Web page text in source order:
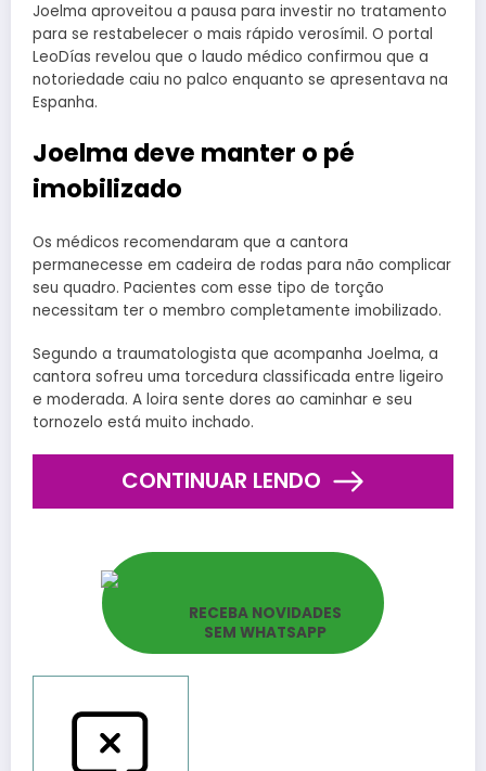
Joelma aproveitou a pausa para investir no tratamento
para se restabelecer o mais rápido verosímil. O portal
LeoDías revelou que o laudo médico confirmou que a
notoriedade caiu no palco enquanto se apresentava na
Espanha.
Joelma deve manter o pé
imobilizado
Os médicos recomendaram que a cantora
permanecesse em cadeira de rodas para não complicar
seu quadro. Pacientes com esse tipo de torção
necessitam ter o membro completamente imobilizado.
Segundo a traumatologista que acompanha Joelma, a
cantora sofreu uma torcedura classificada entre ligeiro
e moderada. A loira sente dores ao caminhar e seu
tornozelo está muito inchado.
CONTINUAR LENDO
RECEBA NOVIDADES
SEM WHATSAPP